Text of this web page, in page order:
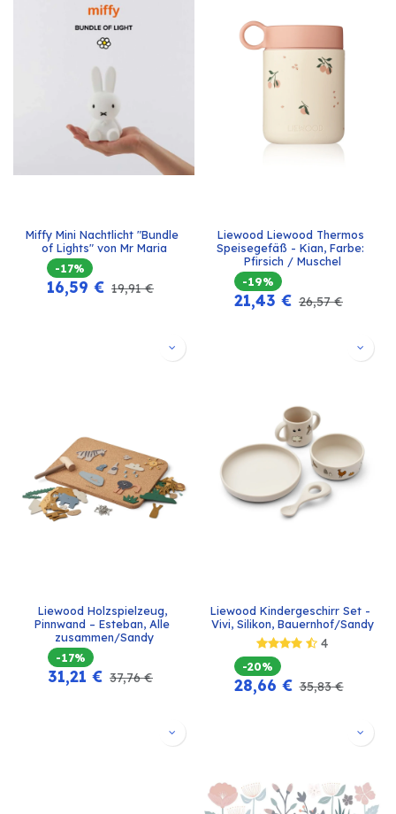
Miffy Mini Nachtlicht "Bundle
of Lights" von Mr Maria
-17%
16,59 € 19,91€
Liewood Liewood Thermos
Speisegefäß - Kian, Farbe:
Pfirsich / Muschel
-19%
21,43 € 26,57€
Liewood Holzspielzeug,
Pinnwand – Esteban, Alle
zusammen/Sandy
-17%
31,21 € 37,76€
Liewood Kindergeschirr Set -
Vivi, Silikon, Bauernhof/Sandy
4
-20%
28,66 € 35,83€